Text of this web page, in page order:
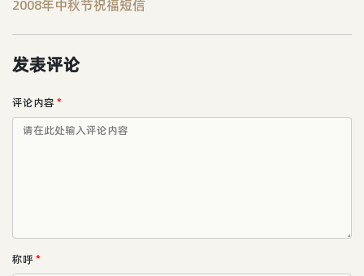
2008年中秋节祝福短信
发表评论
评论内容 *
称呼*